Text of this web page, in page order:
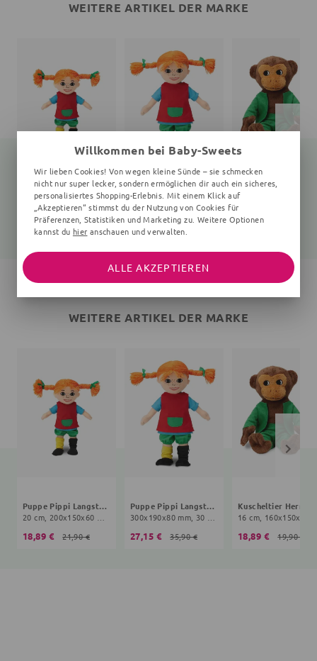
WEITERE ARTIKEL DER MARKE
Puppe Pippi Langstrumpf
20 cm, 200x150x60 mm, 10+ Monate, bunt
18,89 € 21,90 €
Puppe Pippi Langstrumpf
300x190x80 mm, 30 cm, 10+ Monate, bunt
27,15 € 35,90 € 18,89 €
WEITERE ARTIKEL DER MARKE
Puppe Pippi Langstrumpf
20 cm, 200x150x60 mm, 10+ Monate, bunt
18,89 € 21,90 €
Puppe Pippi Langstrumpf
300x190x80 mm, 30 cm, 10+ Monate, bunt
27,15 € 35,90 € 18,89 € 19,90 €
Willkommen bei Baby-Sweets
Wir lieben Cookies! Von wegen kleine Sünde – sie schmecken
nicht nur super lecker, sondern ermöglichen dir auch ein sicheres,
personalisiertes Shopping-Erlebnis. Mit einem Klick auf
„Akzeptieren“ stimmst du der Nutzung von Cookies für
Präferenzen, Statistiken und Marketing zu. Weitere Optionen
kannst du hier anschauen und verwalten.
ALLE AKZEPTIEREN